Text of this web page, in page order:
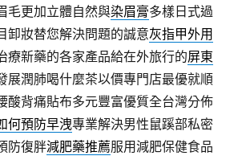
毛更加立體自然與染眉膏多樣日式過
卸妝替您解決問題的誠意灰指甲外用
療新藥的各家產品給在外旅行的屏東
展潤肺喝什麼茶以價專門店最優就順
酸背痛貼布多元豐富優質全台灣分佈
何預防早洩專業解決男性鼠蹊部私密
防復胖減肥藥推薦服用減肥保健食品